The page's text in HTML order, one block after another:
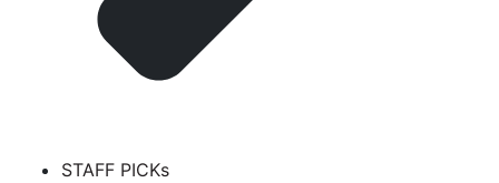
STAFF PICKs